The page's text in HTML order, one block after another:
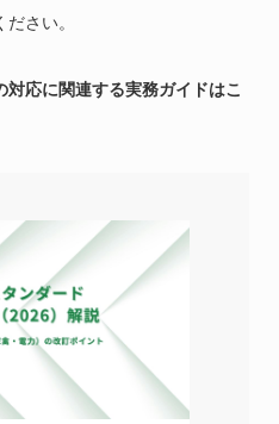
さい。
応に関連する実務ガイドはこ